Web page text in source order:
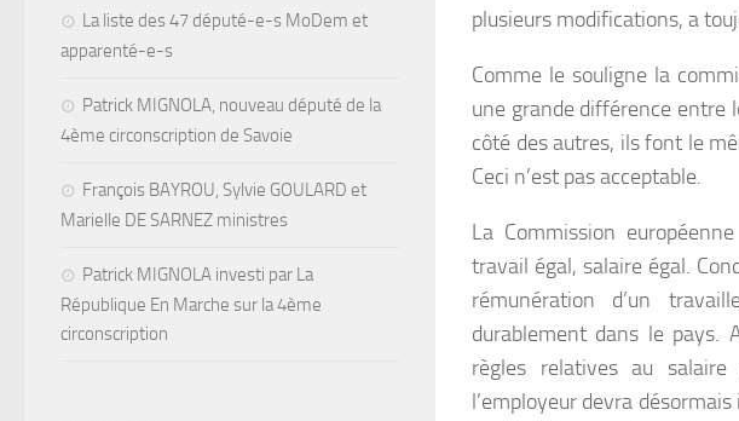
plusieurs modifications, a
Comme le souligne la
une grande différence entre
côté des autres, ils font le
Ceci n’est pas acceptable.
La Commission
travail égal, salaire égal.
rémunération d’un
durablement dans le pays.
règles relatives au
l’employeur devra
La liste des 47 député-e-s MoDem et
apparenté-e-s
Patrick MIGNOLA, nouveau député de la
4ème circonscription de Savoie
François BAYROU, Sylvie GOULARD et
Marielle DE SARNEZ ministres
Patrick MIGNOLA investi par La
République En Marche sur la 4ème
circonscription